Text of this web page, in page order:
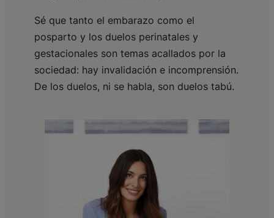
Sé que tanto el embarazo como el
posparto y los duelos perinatales y
gestacionales son temas acallados por la
sociedad: hay invalidación e incomprensión.
De los duelos, ni se habla, son duelos tabú.